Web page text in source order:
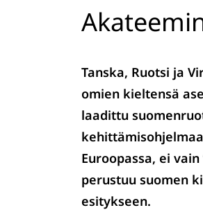
Tanska, Ruotsi ja
omien kieltensä
laadittu
Euroopassa, ei
perustuu suomen
esitykseen.